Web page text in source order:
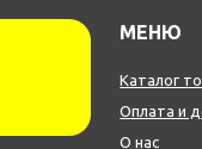
МЕНЮ
Каталог
Оплата и
О нас